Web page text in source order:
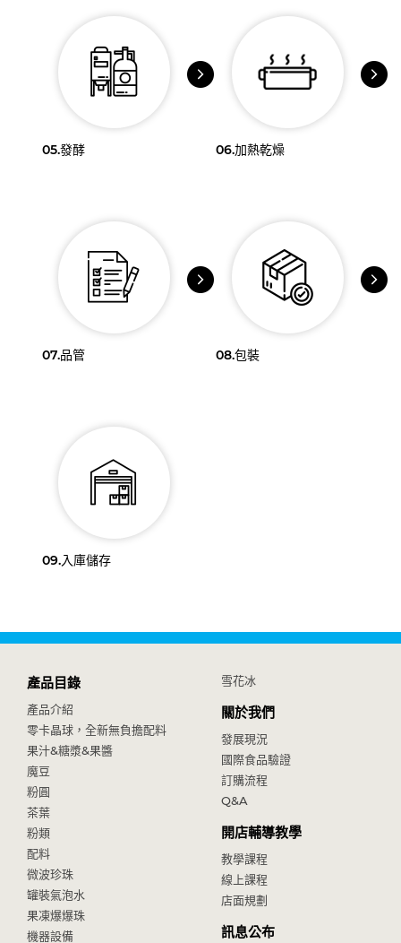
05.發酵 06.加熱乾燥
07.品管 08.包裝
09.入庫儲存
產品目錄
產品介紹
零卡晶球，全新無負擔配料
果汁&糖漿&果醬
魔豆
粉圓
茶葉
粉類
配料
微波珍珠
罐裝氣泡水
果凍爆爆珠
機器設備
雪花冰
關於我們
發展現況
國際食品驗證
訂購流程
Q&A
開店輔導教學
教學課程
線上課程
店面規劃
訊息公布